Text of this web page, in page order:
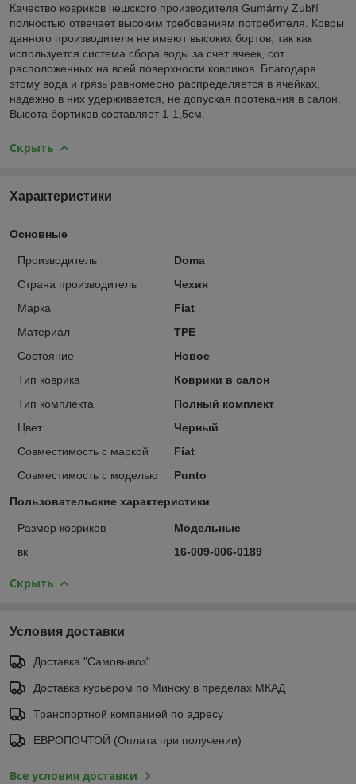
Качество ковриков чешского производителя Gumárny Zubří
полностью отвечает высоким требованиям потребителя. Ковры
данного производителя не имеют высоких бортов, так как
используется система сбора воды за счет ячеек, сот
расположенных на всей поверхности ковриков. Благодаря
этому вода и грязь равномерно распределяется в ячейках,
надежно в них удерживается, не допуская протекания в салон.
Высота бортиков составляет 1-1,5см.
Скрыть
Характеристики
Основные
Производитель
Doma
Страна производитель
Чехия
Марка
Fiat
Материал
TPE
Состояние
Новое
Тип коврика
Коврики в салон
Тип комплекта
Полный комплект
Цвет
Черный
Совместимость с маркой
Fiat
Совместимость с моделью
Punto
Пользовательские характеристики
Размер ковриков
Модельные
вк
16-009-006-0189
Скрыть
Условия доставки
Доставка "Самовывоз"
Доставка курьером по Минску в пределах МКАД
Транспортной компанией по адресу
ЕВРОПОЧТОЙ (Оплата при получении)
Все условия доставки